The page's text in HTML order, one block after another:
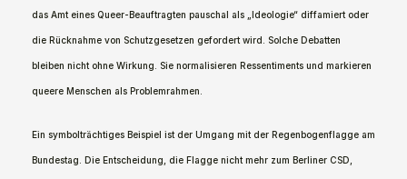
das Amt eines Queer-Beauftragten pauschal als „Ideologie“ diffamiert oder
die Rücknahme von Schutzgesetzen gefordert wird. Solche Debatten
bleiben nicht ohne Wirkung. Sie normalisieren Ressentiments und markieren
queere Menschen als Problemrahmen.
Ein symbolträchtiges Beispiel ist der Umgang mit der Regenbogenflagge am
Bundestag. Die Entscheidung, die Flagge nicht mehr zum Berliner CSD,